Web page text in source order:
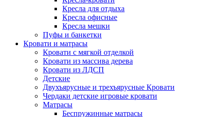
Кресла для отдыха
Кресла офисные
Кресла мешки
Пуфы и банкетки
Кровати и матрасы
Кровати с мягкой отделкой
Кровати из массива дерева
Кровати из ЛДСП
Детские
Двухъярусные и трехъярусные Кровати
Чердаки детские игровые кровати
Матрасы
Беспружинные матрасы